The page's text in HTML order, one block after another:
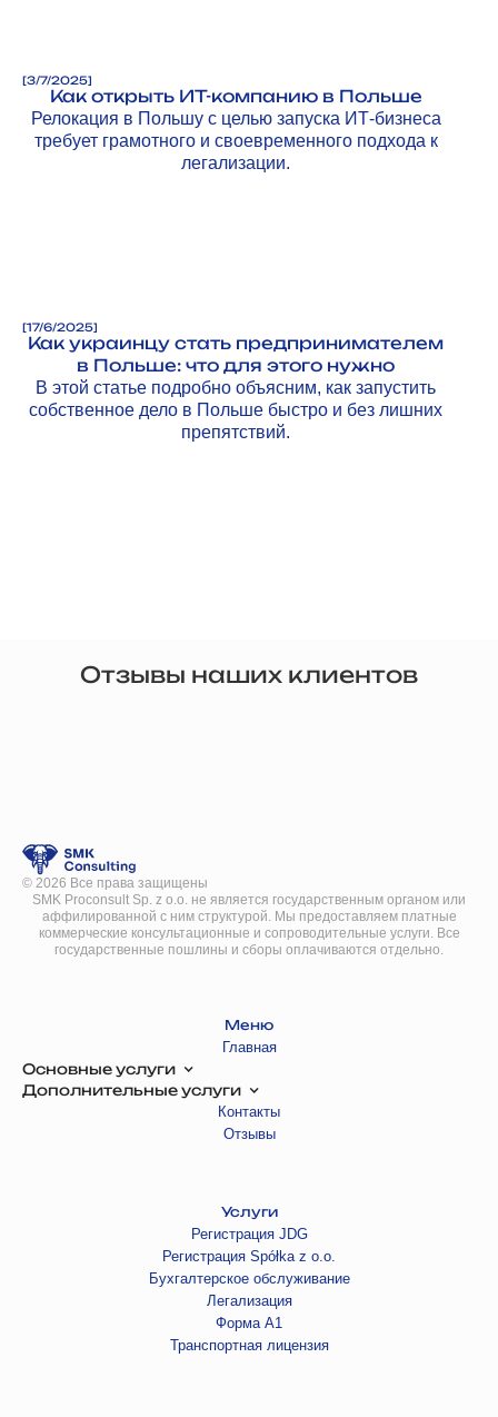
[3/7/2025]
Как открыть ИТ-компанию в Польше
Релокация в Польшу с целью запуска ИТ-бизнеса
требует грамотного и своевременного подхода к
легализации.
[17/6/2025]
Как украинцу стать предпринимателем
в Польше: что для этого нужно
В этой статье подробно объясним, как запустить
собственное дело в Польше быстро и без лишних
препятствий.
Отзывы наших клиентов
© 2026 Все права защищены
SMK Proconsult Sp. z o.o. не является государственным органом или
аффилированной с ним структурой. Мы предоставляем платные
коммерческие консультационные и сопроводительные услуги. Все
государственные пошлины и сборы оплачиваются отдельно.
Меню
Главная
Основные услуги
Дополнительные услуги
Контакты
Отзывы
Услуги
Регистрация JDG
Регистрация Spółka z o.o.
Бухгалтерское обслуживание
Легализация
Форма А1
Транспортная лицензия